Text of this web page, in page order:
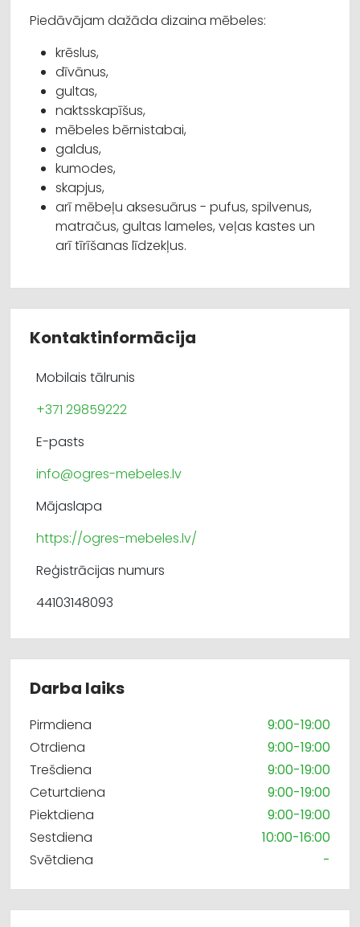
Piedāvājam dažāda dizaina mēbeles:
krēslus,
dīvānus,
gultas,
naktsskapīšus,
mēbeles bērnistabai,
galdus,
kumodes,
skapjus,
arī mēbeļu aksesuārus - pufus, spilvenus,
matračus, gultas lameles, veļas kastes un
arī tīrīšanas līdzekļus.
Kontaktinformācija
Mobilais tālrunis
+371 29859222
E-pasts
info@ogres-mebeles.lv
Mājaslapa
https://ogres-mebeles.lv/
Reģistrācijas numurs
44103148093
Darba laiks
Pirmdiena
9:00-19:00
Otrdiena
9:00-19:00
Trešdiena
9:00-19:00
Ceturtdiena
9:00-19:00
Piektdiena
9:00-19:00
Sestdiena
10:00-16:00
Svētdiena
-